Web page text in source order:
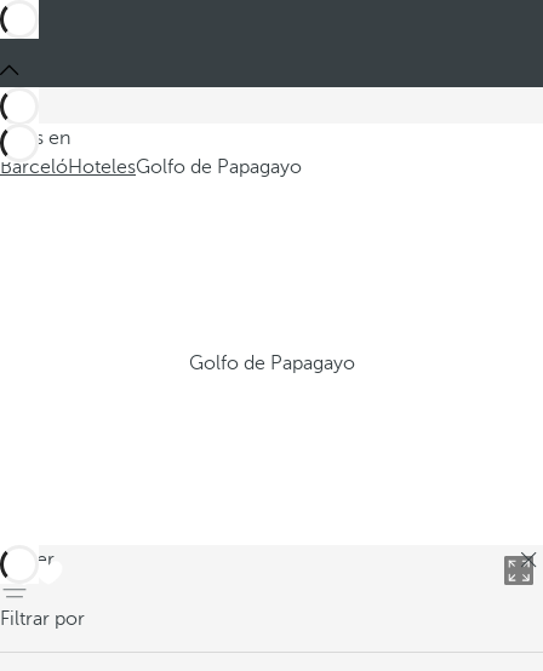
Estás en
BarcelóHotelesGolfo de Papagayo
Golfo de Papagayo
volver
Filtrar por